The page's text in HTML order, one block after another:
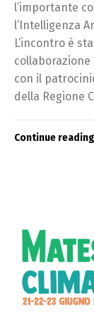
l’importante
l’Intelligenza
L’incontro è
collaborazione
con il
della Regione
Continue reading